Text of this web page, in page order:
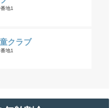
地1
クラブ
地1